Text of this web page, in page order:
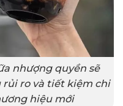
nhượng quyền sẽ
ro và tiết kiệm chi
hiệu mới